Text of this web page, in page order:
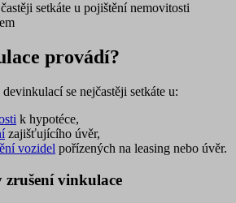
setkáte u pojištění nemovitosti
provádí?
se nejčastěji setkáte u:
k hypotéce,
zajišťujícího úvěr,
vozidel pořízených na leasing nebo úvěr.
zrušení vinkulace